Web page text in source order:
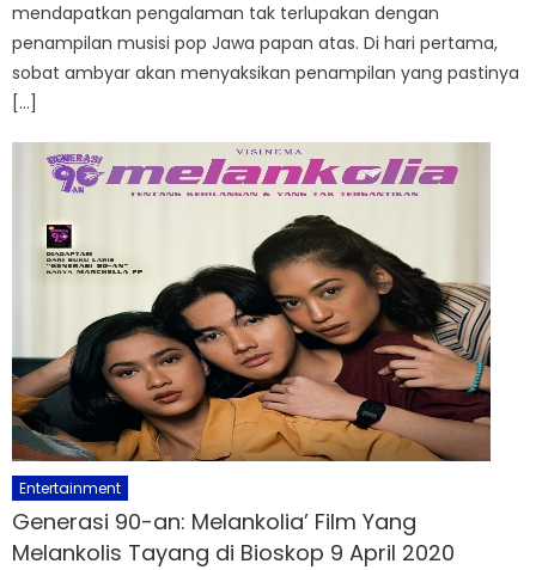
mendapatkan pengalaman tak terlupakan dengan
penampilan musisi pop Jawa papan atas. Di hari pertama,
sobat ambyar akan menyaksikan penampilan yang pastinya
[…]
Entertainment
Generasi 90-an: Melankolia’ Film Yang
Melankolis Tayang di Bioskop 9 April 2020